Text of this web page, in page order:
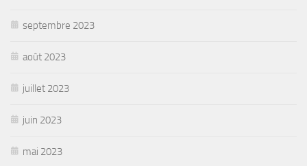
septembre 2023
août 2023
juillet 2023
juin 2023
mai 2023